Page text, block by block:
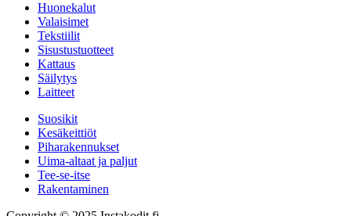
Huonekalut
Valaisimet
Tekstiilit
Sisustustuotteet
Kattaus
Säilytys
Laitteet
Suosikit
Kesäkeittiöt
Piharakennukset
Uima-altaat ja paljut
Tee-se-itse
Rakentaminen